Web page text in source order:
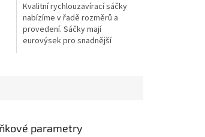
Kvalitní rychlouzavírací sáčky
nabízíme v řadě rozměrů a
provedení. Sáčky mají
eurovýsek pro snadnější
parametry